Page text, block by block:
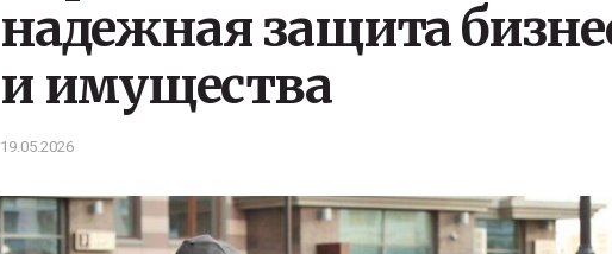
надежная защита
и имущества
19.05.2026